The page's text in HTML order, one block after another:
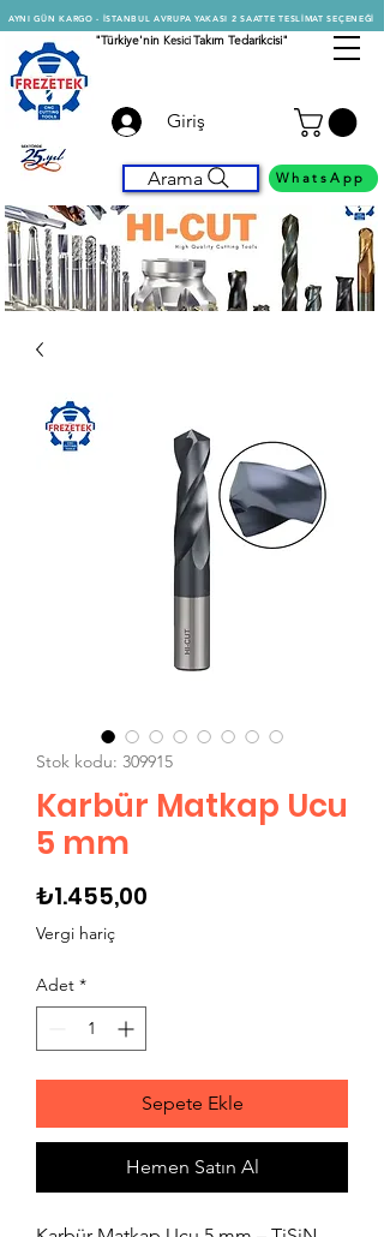
AYNI GÜN KARGO - İSTANBUL AVRUPA YAKASI 2 SAATTE TESLİMAT SEÇENEĞİ
"Türkiye'nin KesiciTakım Tedarikcisi"
Giriş
Arama WhatsApp
Stok kodu: 309915
Karbür Matkap Ucu
5 mm
₺1.455,00
Vergi hariç
Adet *
Sepete Ekle
Hemen Satın Al